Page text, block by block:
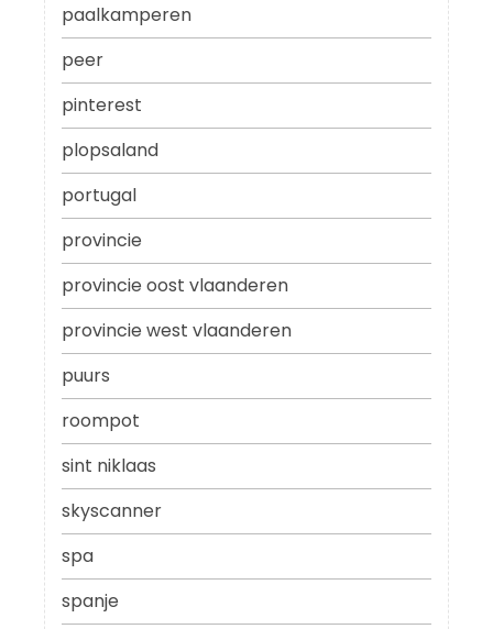
paalkamperen
peer
pinterest
plopsaland
portugal
provincie
provincie oost vlaanderen
provincie west vlaanderen
puurs
roompot
sint niklaas
skyscanner
spa
spanje